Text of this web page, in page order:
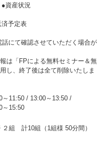
産状況
予定表
にて確認させていただく場合が
は「FPによる無料セミナー＆無
し、終了後は全て削除いたしま
～11:50 / 13:00～13:50 /
～15:50
組 計10組（1組様 50分間）